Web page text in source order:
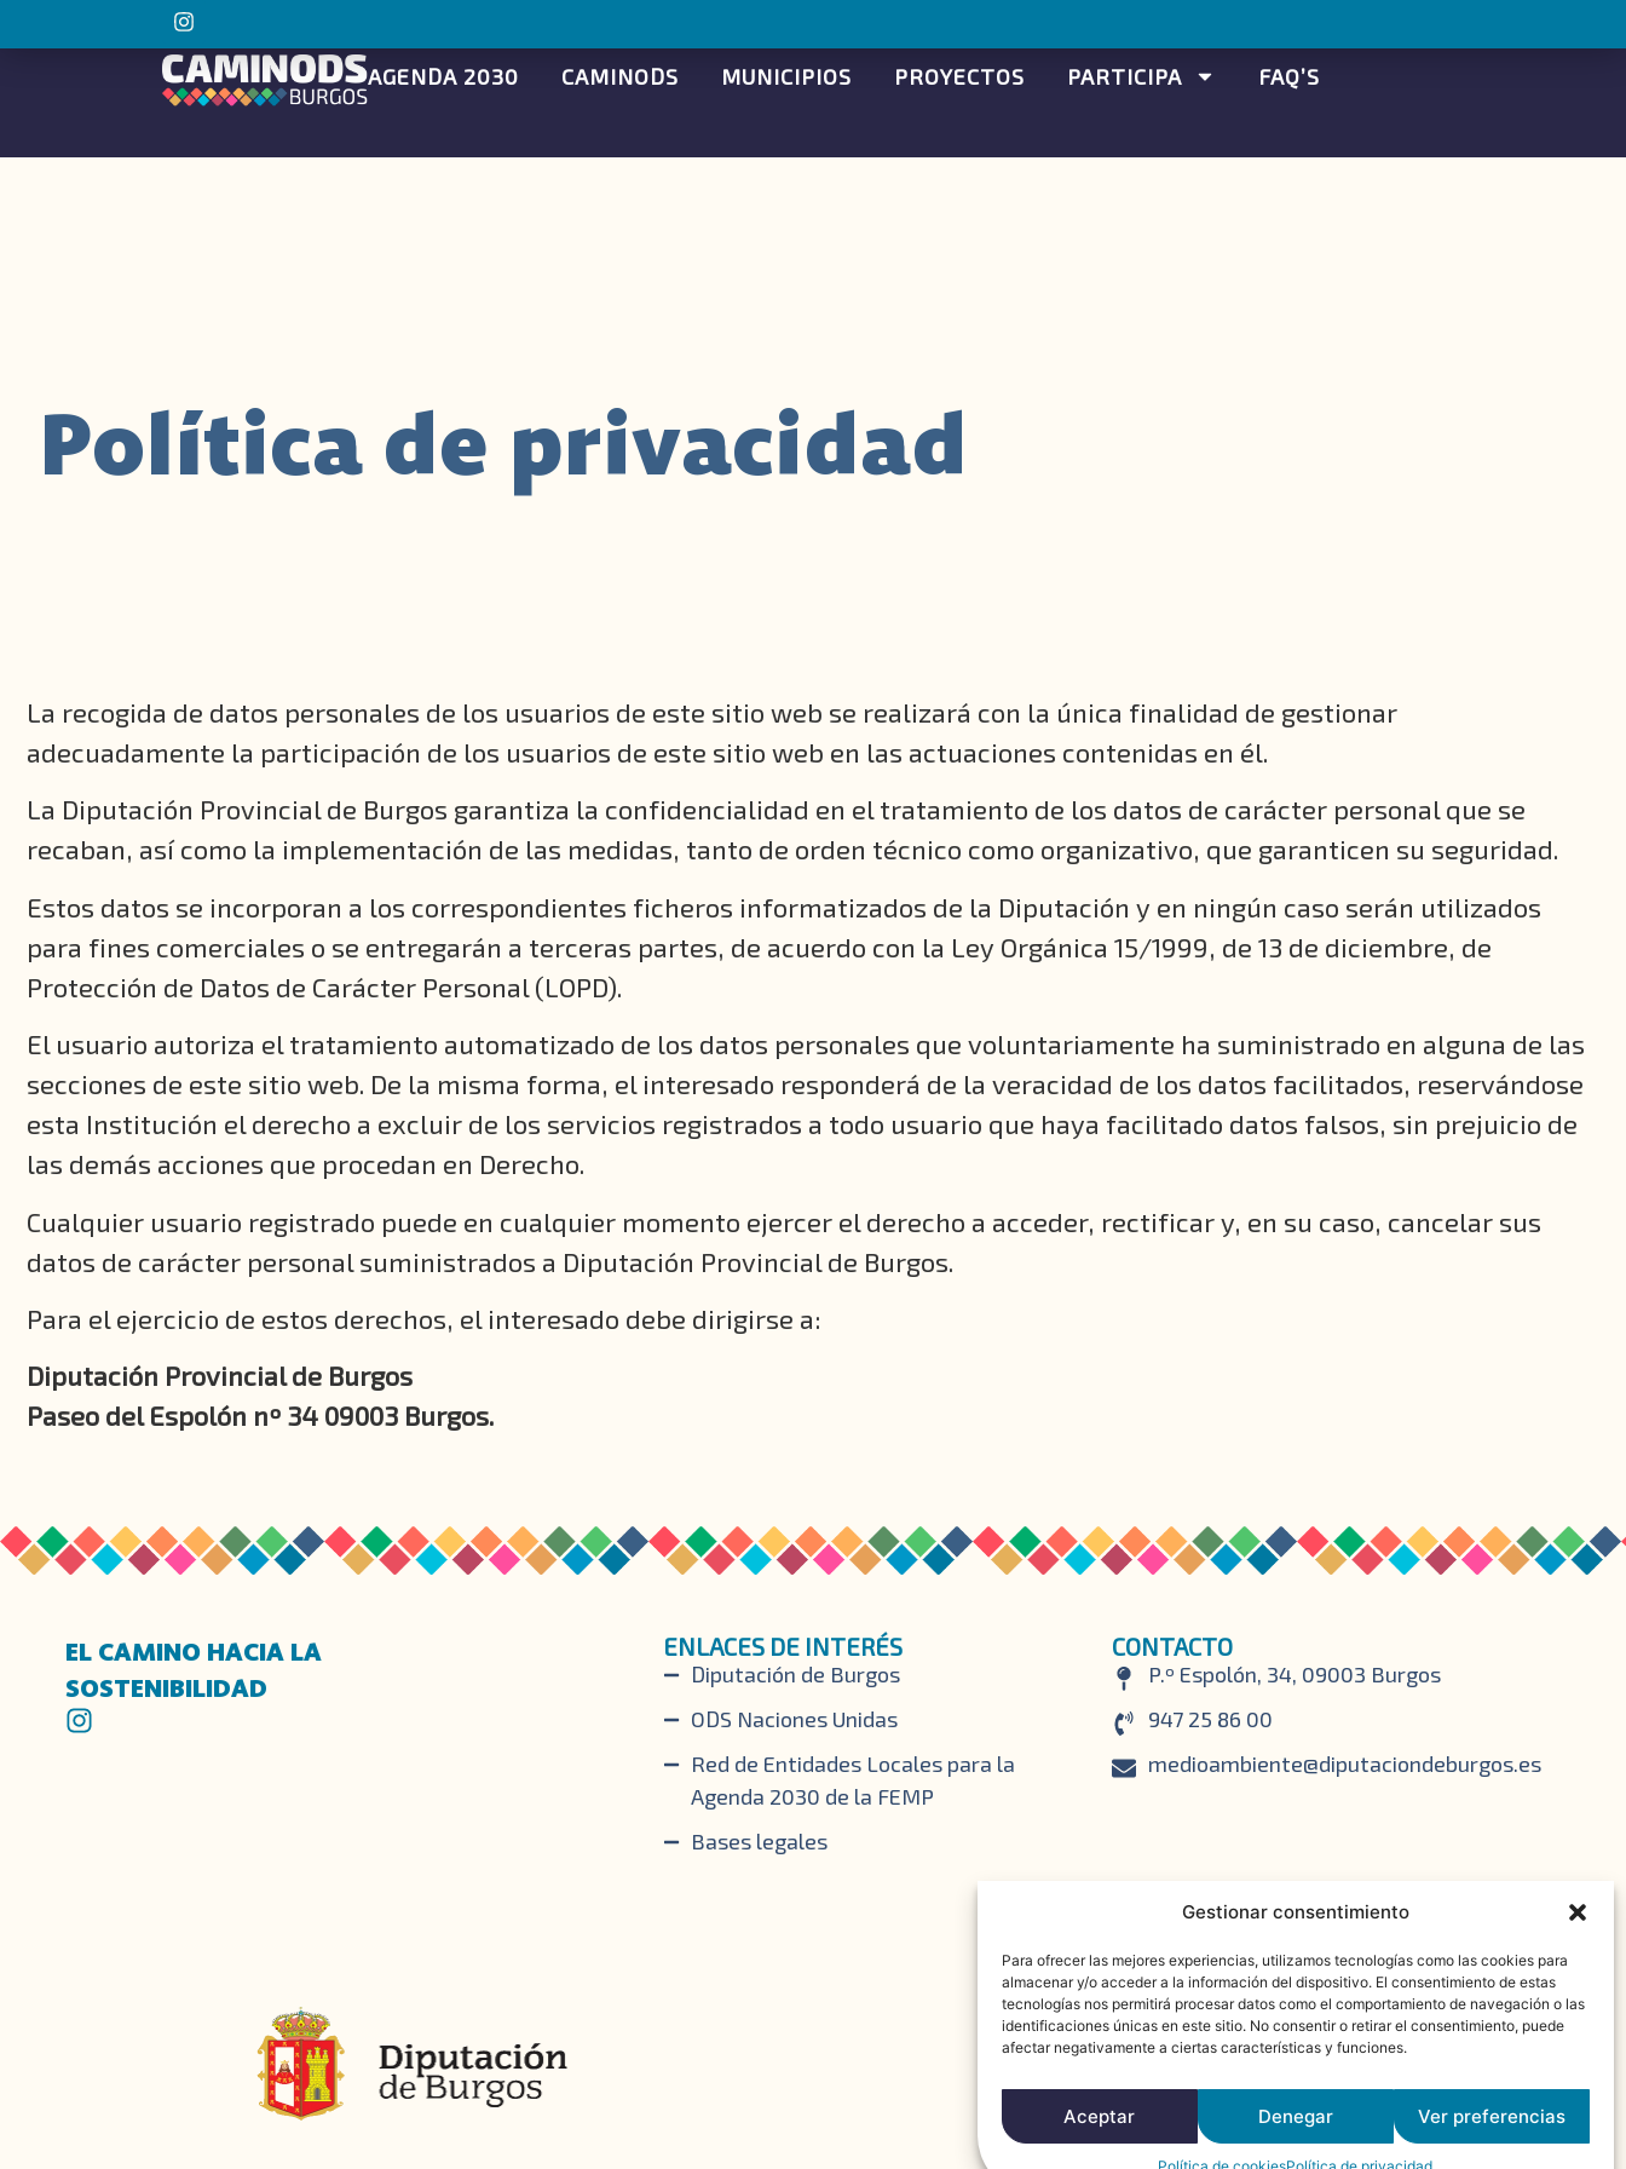
Gestionar consentimiento
Para ofrecer las mejores experiencias, utilizamos tecnologías como las cookies para
almacenar y/o acceder a la información del dispositivo. El consentimiento de estas
tecnologías nos permitirá procesar datos como el comportamiento de navegación o las
identificaciones únicas en este sitio. No consentir o retirar el consentimiento, puede
afectar negativamente a ciertas características y funciones.
Aceptar Denegar Ver preferencias
AGENDA 2030 CAMINODS MUNICIPIOS PROYECTOS PARTICIPA FAQ’S
Política de privacidad
La recogida de datos personales de los usuarios de este sitio web se realizará con la única finalidad de gestionar
adecuadamente la participación de los usuarios de este sitio web en las actuaciones contenidas en él.
La Diputación Provincial de Burgos garantiza la confidencialidad en el tratamiento de los datos de carácter personal que se
recaban, así como la implementación de las medidas, tanto de orden técnico como organizativo, que garanticen su seguridad.
Estos datos se incorporan a los correspondientes ficheros informatizados de la Diputación y en ningún caso serán utilizados
para fines comerciales o se entregarán a terceras partes, de acuerdo con la Ley Orgánica 15/1999, de 13 de diciembre, de
Protección de Datos de Carácter Personal (LOPD).
El usuario autoriza el tratamiento automatizado de los datos personales que voluntariamente ha suministrado en alguna de las
secciones de este sitio web. De la misma forma, el interesado responderá de la veracidad de los datos facilitados, reservándose
esta Institución el derecho a excluir de los servicios registrados a todo usuario que haya facilitado datos falsos, sin prejuicio de
las demás acciones que procedan en Derecho.
Cualquier usuario registrado puede en cualquier momento ejercer el derecho a acceder, rectificar y, en su caso, cancelar sus
datos de carácter personal suministrados a Diputación Provincial de Burgos.
Para el ejercicio de estos derechos, el interesado debe dirigirse a:
Diputación Provincial de Burgos
Paseo del Espolón nº 34 09003 Burgos.
EL CAMINO HACIA LA
SOSTENIBILIDAD
ENLACES DE INTERÉS
Diputación de Burgos
ODS Naciones Unidas
Red de Entidades Locales para la
Agenda 2030 de la FEMP
Bases legales
CONTACTO
P.º Espolón, 34, 09003 Burgos
947 25 86 00
medioambiente@diputaciondeburgos.es